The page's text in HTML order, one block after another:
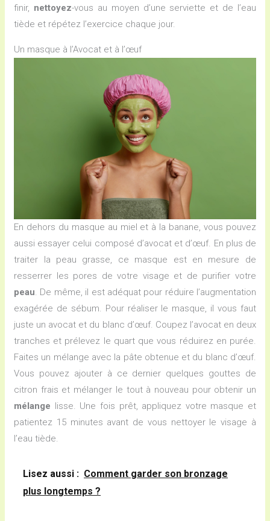
finir, nettoyez-vous au moyen d’une serviette et de l’eau
tiède et répétez l’exercice chaque jour.
Un masque à l’Avocat et à l’œuf
En dehors du masque au miel et à la banane, vous pouvez
aussi essayer celui composé d’avocat et d’œuf. En plus de
traiter la peau grasse, ce masque est en mesure de
resserrer les pores de votre visage et de purifier votre
peau. De même, il est adéquat pour réduire l’augmentation
exagérée de sébum. Pour réaliser le masque, il vous faut
juste un avocat et du blanc d’œuf. Coupez l’avocat en deux
tranches et prélevez le quart que vous réduirez en purée.
Faites un mélange avec la pâte obtenue et du blanc d’œuf.
Vous pouvez ajouter à ce dernier quelques gouttes de
citron frais et mélanger le tout à nouveau pour obtenir un
mélange lisse. Une fois prêt, appliquez votre masque et
patientez 15 minutes avant de vous nettoyer le visage à
l’eau tiède.
Lisez aussi : Comment garder son bronzage
plus longtemps ?